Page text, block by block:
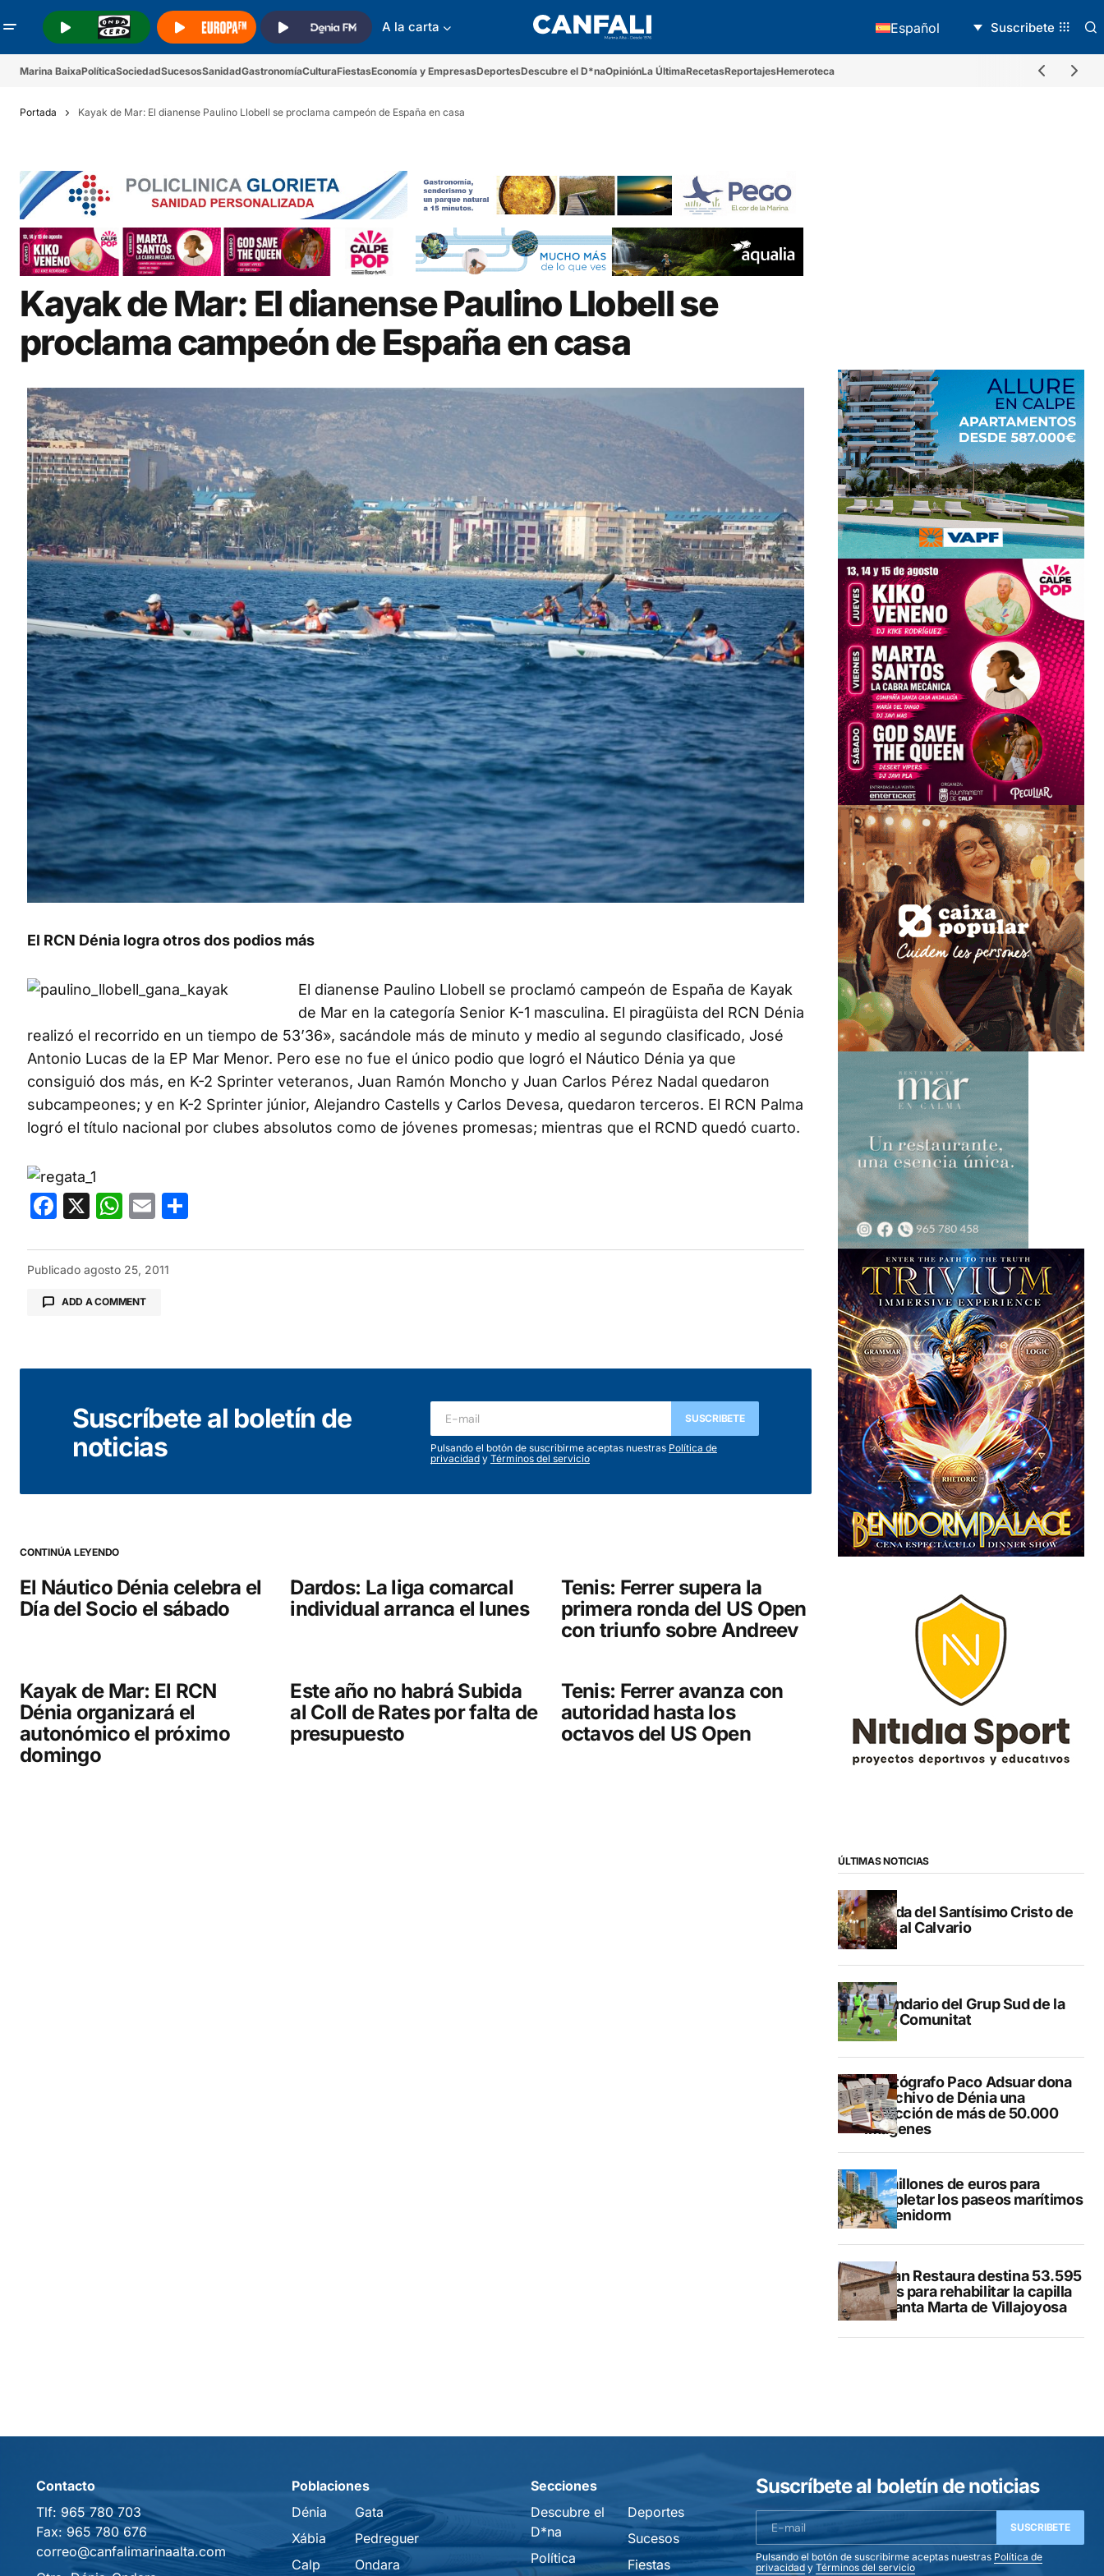
A la carta Español Suscribete
Marina BaixaPolíticaSociedadSucesosSanidadGastronomíaCulturaFiestasEconomía y EmpresasDeportesDescubre el D*naOpiniónLa ÚltimaRecetasReportajesHemeroteca
Portada Kayak de Mar: El dianense Paulino Llobell se proclama campeón de España en casa
Kayak de Mar: El dianense Paulino Llobell se
proclama campeón de España en casa
El RCN Dénia logra otros dos podios más
El dianense Paulino Llobell se proclamó campeón de España de Kayak
de Mar en la categoría Senior K-1 masculina. El piragüista del RCN Dénia
realizó el recorrido en un tiempo de 53’36», sacándole más de minuto y medio al segundo clasificado, José
Antonio Lucas de la EP Mar Menor. Pero ese no fue el único podio que logró el Náutico Dénia ya que
consiguió dos más, en K-2 Sprinter veteranos, Juan Ramón Moncho y Juan Carlos Pérez Nadal quedaron
subcampeones; y en K-2 Sprinter júnior, Alejandro Castells y Carlos Devesa, quedaron terceros. El RCN Palma
logró el título nacional por clubes absolutos como de jóvenes promesas; mientras que el RCND quedó cuarto.
Facebook
X WhatsApp
Email
Publicado agosto 25, 2011
ADD A COMMENT
Comentario*
navegador para la próxima vez que comente.
Suscríbete al boletín de
noticias
SUSCRIBETE
Pulsando el botón de suscribirme aceptas nuestras Política de
privacidad y Términos del servicio
CONTINÚA LEYENDO
El Náutico Dénia celebra el
Día del Socio el sábado
Dardos: La liga comarcal
individual arranca el lunes
Tenis: Ferrer supera la
primera ronda del US Open
con triunfo sobre Andreev
Kayak de Mar: El RCN
Dénia organizará el
autonómico el próximo
domingo
Este año no habrá Subida
al Coll de Rates por falta de
presupuesto
Tenis: Ferrer avanza con
autoridad hasta los
octavos del US Open
ÚLTIMAS NOTICIAS
Subida del Santísimo Cristo de
Gata al Calvario
Calendario del Grup Sud de la
Lliga Comunitat
El fotógrafo Paco Adsuar dona
al Archivo de Dénia una
colección de más de 50.000
imágenes
50 millones de euros para
completar los paseos marítimos
de Benidorm
El Plan Restaura destina 53.595
euros para rehabilitar la capilla
de Santa Marta de Villajoyosa
Contacto
Tlf: 965 780 703
Fax: 965 780 676
correo@canfalimarinaalta.com
Poblaciones
Dénia
Xábia
Calp
Gata
Pedreguer
Ondara
Secciones
Descubre el
D*na
Política
Deportes
Sucesos
Fiestas
Suscríbete al boletín de noticias
SUSCRIBETE
Pulsando el botón de suscribirme aceptas nuestras Política de
privacidad y Términos del servicio